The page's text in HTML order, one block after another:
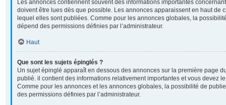
Les annonces contiennent souvent des informations importantes
doivent être lues dès que possible. Les annonces apparaissent en haut de
lequel elles sont publiées. Comme pour les annonces globales, la
dépend des permissions définies par l’administrateur.
Haut
Que sont les sujets épinglés ?
Un sujet épinglé apparaît en dessous des annonces sur la première page
publié. il contient des informations relativement importantes et vous devez
Comme pour les annonces et les annonces globales, la possibilité de
des permissions définies par l’administrateur.